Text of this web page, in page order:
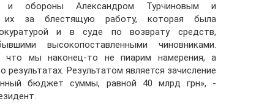
и обороны Александром Турчиновым и
их за блестящую работу, которая была
и в суде по возврату средств,
высокопоставленными чиновниками.
что мы наконец-то не пиарим намерения, а
результатах. Результатом является зачисление
бюджет суммы, равной 40 млрд грн», -